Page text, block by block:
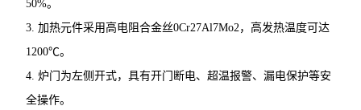
50%。
3. 加热元件采用高电阻合金丝0Cr27Al7Mo2，高发热温度可达
1200℃。
4. 炉门为左侧开式，具有开门断电、超温报警、漏电保护等安
全操作。